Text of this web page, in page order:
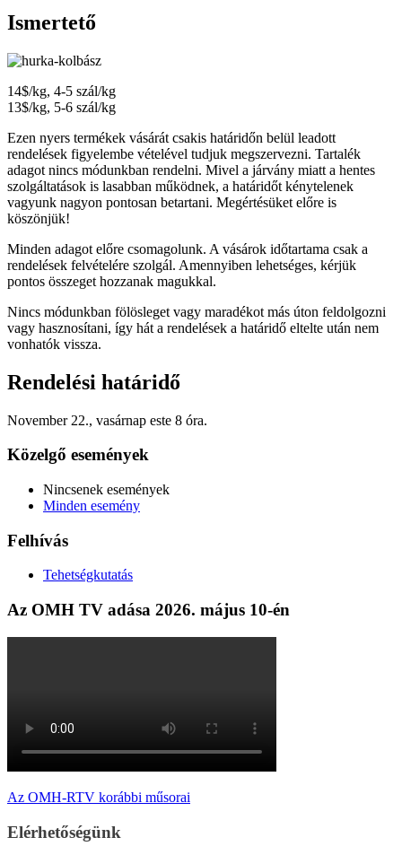
Ismertető
14$/kg, 4-5 szál/kg
13$/kg, 5-6 szál/kg
Ezen nyers termékek vásárát csakis határidőn belül leadott
rendelések figyelembe vételével tudjuk megszervezni. Tartalék
adagot nincs módunkban rendelni. Mivel a járvány miatt a hentes
szolgáltatások is lasabban működnek, a határidőt kénytelenek
vagyunk nagyon pontosan betartani. Megértésüket előre is
köszönjük!
Minden adagot előre csomagolunk. A vásárok időtartama csak a
rendelések felvételére szolgál. Amennyiben lehetséges, kérjük
pontos összeget hozzanak magukkal.
Nincs módunkban fölösleget vagy maradékot más úton feldolgozni
vagy hasznosítani, így hát a rendelések a határidő eltelte után nem
vonhatók vissza.
Rendelési határidő
November 22., vasárnap este 8 óra.
Közelgő események
Nincsenek események
Minden esemény
Felhívás
Tehetségkutatás
Az OMH TV adása 2026. május 10-én
Az OMH-RTV korábbi műsorai
Elérhetőségünk